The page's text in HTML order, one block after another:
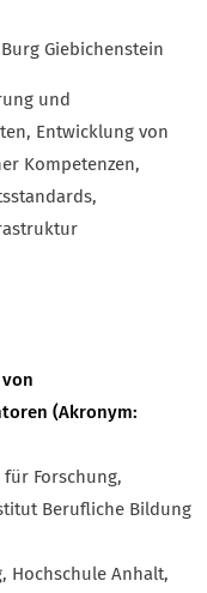
Giebichenstein
und
Entwicklung von
Kompetenzen,
(Akronym:
Forschung,
Berufliche Bildung
Hochschule Anhalt,